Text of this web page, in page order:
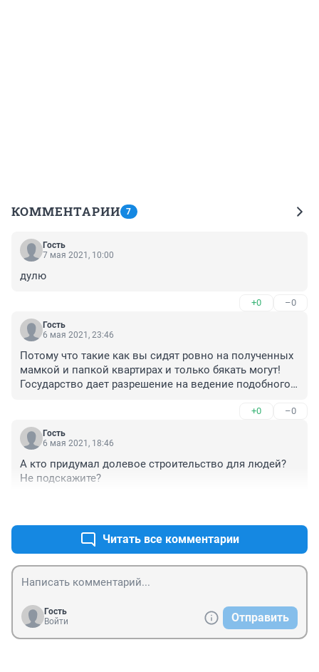
КОММЕНТАРИИ 7
Гость
7 мая 2021, 10:00
дулю
+0 –0
Гость
6 мая 2021, 23:46
Потому что такие как вы сидят ровно на полученных
мамкой и папкой квартирах и только бякать могут!
Государство дает разрешение на ведение подобного
чиновники не привлекаются к ответственности?????
+0 –0
Гость
6 мая 2021, 18:46
А кто придумал долевое строительство для людей?
Не подскажите?
Читать все комментарии
Гость
Войти
Отправить